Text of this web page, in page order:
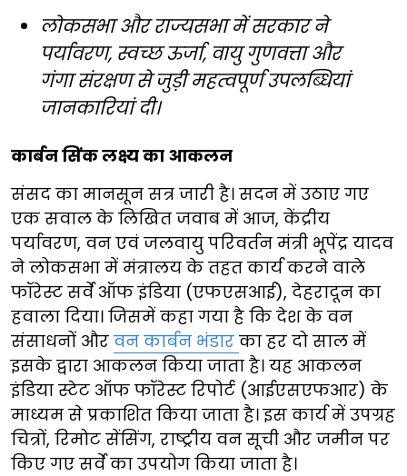
लोकसभा और राज्यसभा में सरकार ने
पर्यावरण, स्वच्छ ऊर्जा, वायु गुणवत्ता और
गंगा संरक्षण से जुड़ी महत्वपूर्ण उपलब्धियां
जानकारियां दी।
कार्बन सिंक लक्ष्य का आकलन
संसद का मानसून सत्र जारी है। सदन में उठाए गए
एक सवाल के लिखित जवाब में आज, केंद्रीय
पर्यावरण, वन एवं जलवायु परिवर्तन मंत्री भूपेंद्र यादव
ने लोकसभा में मंत्रालय के तहत कार्य करने वाले
फॉरेस्ट सर्वे ऑफ इंडिया (एफएसआई), देहरादून का
हवाला दिया। जिसमें कहा गया है कि देश के वन
संसाधनों और वन कार्बन भंडार का हर दो साल में
इसके द्वारा आकलन किया जाता है। यह आकलन
इंडिया स्टेट ऑफ फॉरेस्ट रिपोर्ट (आईएसएफआर) के
माध्यम से प्रकाशित किया जाता है। इस कार्य में उपग्रह
चित्रों, रिमोट सेंसिंग, राष्ट्रीय वन सूची और जमीन पर
किए गए सर्वे का उपयोग किया जाता है।